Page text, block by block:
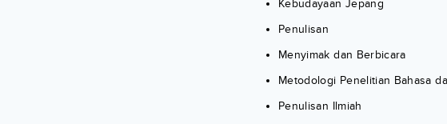
Kebudayaan Jepang
Penulisan
Menyimak dan Berbicara
Metodologi Penelitian Bahasa
Penulisan Ilmiah